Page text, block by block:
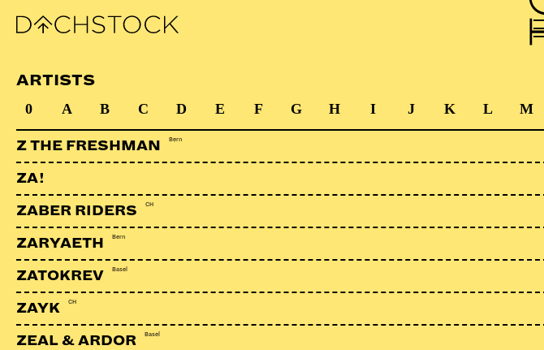
ARTISTS
0
A B C D E F G H I J K L M
Z THE FRESHMAN Bern
ZA!
ZABER RIDERS CH
ZARYAETH Bern
ZATOKREV Basel
ZAYK CH
ZEAL & ARDOR Basel